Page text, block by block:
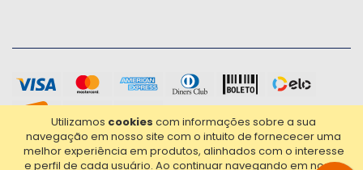
Utilizamos cookies com informações sobre a sua
navegação em nosso site com o intuito de fornececer uma
melhor experiência em produtos, alinhados com o interesse
e perfil de cada usuário. Ao continuar navegando em nosso